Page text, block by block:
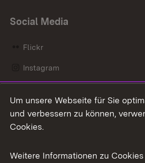
Social Media
Flickr
Instagram
Mastodon
Messenger
Social Wall
Um unsere Webseite für Sie
und verbessern zu können,
Cookies.
Weitere Informationen zu